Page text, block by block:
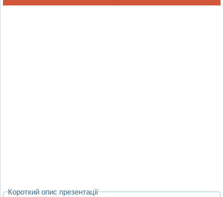
Короткий опис презентації